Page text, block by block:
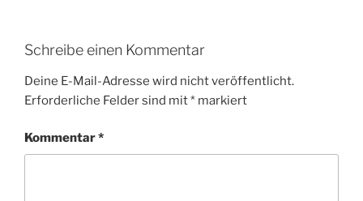
Schreibe einen Kommentar
Deine E-Mail-Adresse wird nicht veröffentlicht.
Erforderliche Felder sind mit* markiert
Kommentar*